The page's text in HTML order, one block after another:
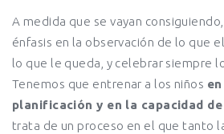
A medida que se vayan
énfasis en la observación de lo que
lo que le queda, y celebrar siempre
Tenemos que entrenar a los niños
planificación y en la capacidad
trata de un proceso en el que tanto